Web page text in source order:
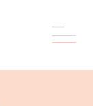
Ouvrir